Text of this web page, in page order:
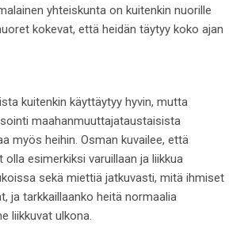
yhteiskunta on kuitenkin nuorille
kokevat, että heidän täytyy koko ajan
kuitenkin käyttäytyy hyvin, mutta
maahanmuuttajataustaisista
myös heihin. Osman kuvailee, että
esimerkiksi varuillaan ja liikkua
sekä miettiä jatkuvasti, mitä ihmiset
ja tarkkaillaanko heitä normaalia
liikkuvat ulkona.